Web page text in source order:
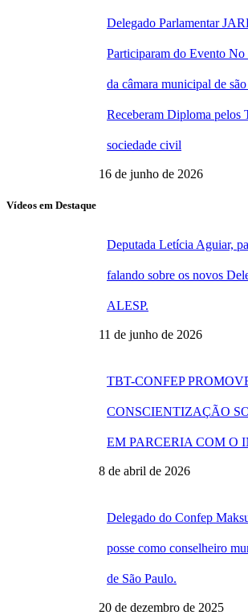
Delegado Parlamentar
Participaram do Evento No
da câmara municipal de
Receberam Diploma pelos
sociedade civil
16 de junho de 2026
Vídeos em Destaque
Deputada Letícia Aguiar,
falando sobre os novos
ALESP.
11 de junho de 2026
TBT-CONFEP
CONSCIENTIZAÇÃO
EM PARCERIA COM O
8 de abril de 2026
Delegado do Confep
posse como conselheiro
de São Paulo.
20 de dezembro de 2025